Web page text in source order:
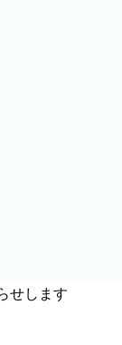
せします